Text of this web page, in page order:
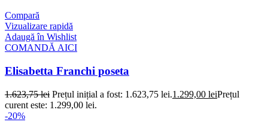
Compară
Vizualizare rapidă
Adaugă în Wishlist
COMANDĂ AICI
Elisabetta Franchi poseta
1.623,75lei Prețul inițial a fost: 1.623,75 lei.1.299,00 leiPrețul
curent este: 1.299,00 lei.
-20%